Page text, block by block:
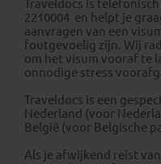
Traveldocs is
2210004 en helpt je
aanvragen van een
foutgevoelig zijn. Wij
om het visum vooraf te
onnodige stress
Traveldocs is een
Nederland (voor
België (voor Belgische
Als je afwijkend reist